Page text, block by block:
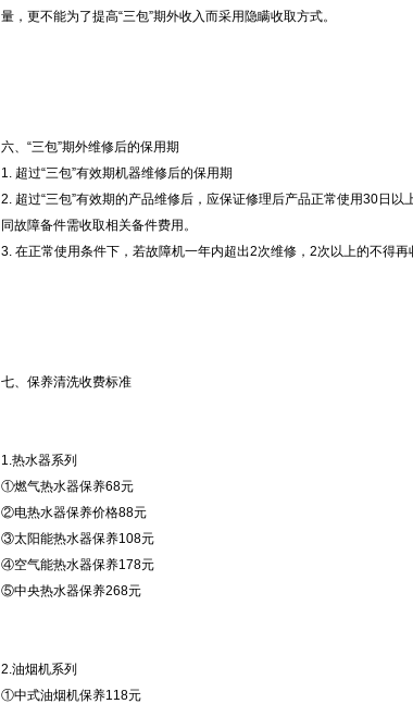
量，更不能为了提高“三包”期外收入而采用隐瞒收取方式。
六、“三包”期外维修后的保用期
1. 超过“三包”有效期机器维修后的保用期
2. 超过“三包”有效期的产品维修后，应保证修理后产品正常使用30日
同故障备件需收取相关备件费用。
3. 在正常使用条件下，若故障机一年内超出2次维修，2次以上的不得再
七、保养清洗收费标准
1.热水器系列
①燃气热水器保养68元
②电热水器保养价格88元
③太阳能热水器保养108元
④空气能热水器保养178元
⑤中央热水器保养268元
2.油烟机系列
①中式油烟机保养118元